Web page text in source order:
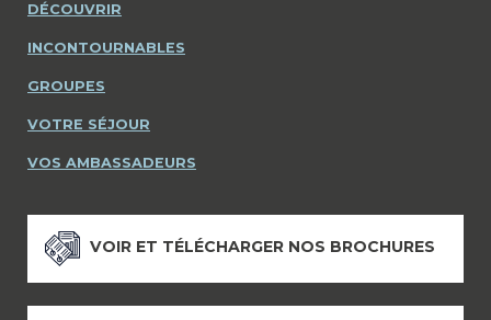
DÉCOUVRIR
INCONTOURNABLES
GROUPES
VOTRE SÉJOUR
VOS AMBASSADEURS
VOIR ET TÉLÉCHARGER NOS BROCHURES